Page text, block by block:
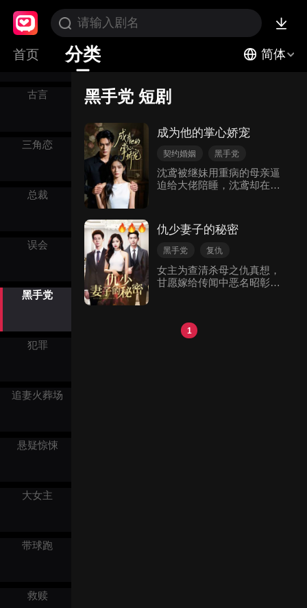
首页 分类 简体
古言
三角恋
总裁
误会
黑手党
犯罪
追妻火葬场
悬疑惊悚
大女主
带球跑
救赎
黑手党 短剧
成为他的掌心娇宠
契约婚姻
黑手党
现代言情
背叛 甜宠
沈鸢被继妹用重病的母亲逼
迫给大佬陪睡，沈鸢却在陪
要求沈鸢做自己的未婚妻。
两人携手互助，萧熠帮沈鸢
打脸恶毒继妹和黑心前任，
甲，最终惩治继妹渣男，和
萧熠走到一起。
仇少妻子的秘密
黑手党
复仇
现代言情
女主为查清杀母之仇真想，
甘愿嫁给传闻中恶名昭彰的
1